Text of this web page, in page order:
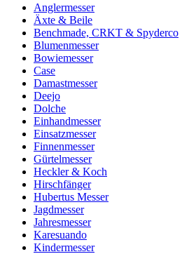
Anglermesser
Äxte & Beile
Benchmade, CRKT & Spyderco
Blumenmesser
Bowiemesser
Case
Damastmesser
Deejo
Dolche
Einhandmesser
Einsatzmesser
Finnenmesser
Gürtelmesser
Heckler & Koch
Hirschfänger
Hubertus Messer
Jagdmesser
Jahresmesser
Karesuando
Kindermesser